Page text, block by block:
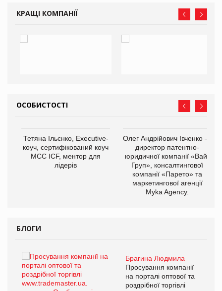
КРАЩІ КОМПАНІЇ
ОСОБИСТОСТІ
Тетяна Ільєнко, Executive-
коуч, сертифікований коуч
МСС ICF, ментор для
лідерів
Олег Андрійович Івченко —
директор патентно-
юридичної компанії «Вайз
Груп», консалтингової
компанії «Парето» та
маркетингової агенції
Myka Agency.
БЛОГИ
Брагина Людмила
Просування компанії
на порталі оптової та
роздрібної торгівлі